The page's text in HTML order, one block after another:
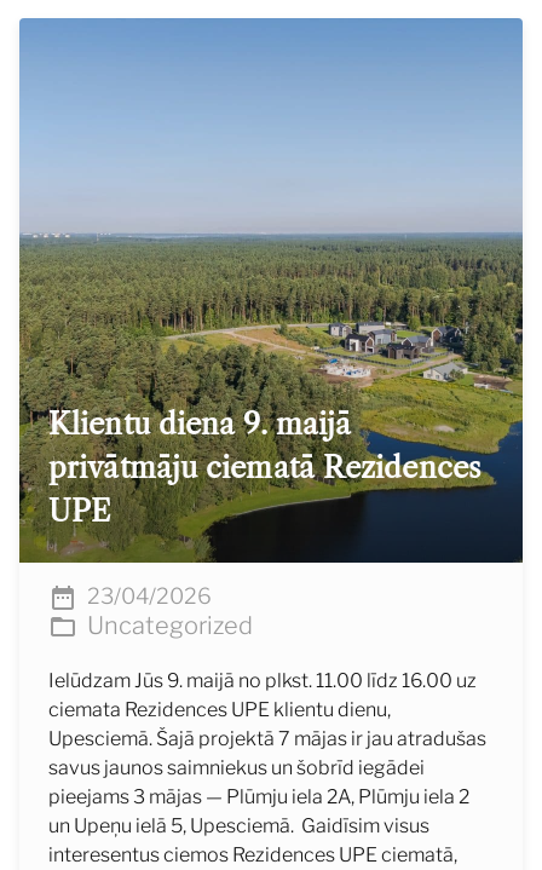
Klientu diena 9. maijā
privātmāju ciematā Rezidences
UPE
23/04/2026
Uncategorized
Ielūdzam Jūs 9. maijā no plkst. 11.00 līdz 16.00 uz
ciemata Rezidences UPE klientu dienu,
Upesciemā. Šajā projektā 7 mājas ir jau atradušas
savus jaunos saimniekus un šobrīd iegādei
pieejams 3 mājas — Plūmju iela 2A, Plūmju iela 2
un Upeņu ielā 5, Upesciemā. Gaidīsim visus
interesentus ciemos Rezidences UPE ciematā,